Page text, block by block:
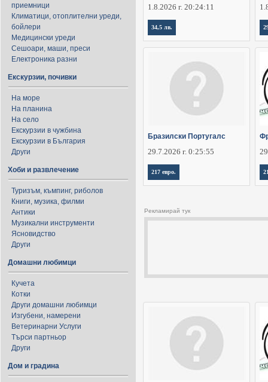
приемници
Климатици, отоплителни уреди,
бойлери
Медицински уреди
Сешоари, маши, преси
Електроника разни
Екскурзии, почивки
На море
На планина
На село
Екскурзии в чужбина
Екскурзии в България
Други
Хоби и развлечение
Туризъм, къмпинг, риболов
Книги, музика, филми
Антики
Музикални инструменти
Ясновидство
Други
Домашни любимци
Кучета
Котки
Други домашни любимци
Изгубени, намерени
Ветеринарни Услуги
Търси партньор
Други
Дом и градина
1.8.2026 г. 20:24:11
34,5 лв.
Бразилски Португалс
29.7.2026 г. 0:25:55
217 евро.
Рекламирай тук